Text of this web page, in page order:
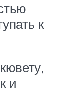
к
и